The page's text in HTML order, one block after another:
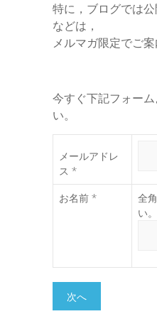
特に，ブログでは
などは，
メルマガ限定でご案
今すぐ下記フォー
い。
メールアドレ
ス *
お名前 *
全
い。